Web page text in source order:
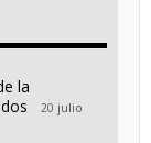
la
20 julio